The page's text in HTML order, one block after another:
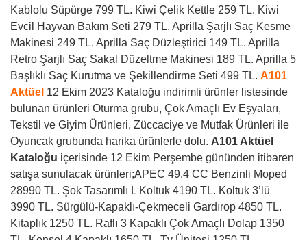
Kablolu Süpürge 799 TL. Kiwi Çelik Kettle 259 TL. Kiwi
Evcil Hayvan Bakım Seti 279 TL. Aprilla Şarjlı Saç Kesme
Makinesi 249 TL. Aprilla Saç Düzleştirici 149 TL. Aprilla
Retro Şarjlı Saç Sakal Düzeltme Makinesi 189 TL. Aprilla 5
Başlıklı Saç Kurutma ve Şekillendirme Seti 499 TL. A101
Aktüel 12 Ekim 2023 Kataloğu indirimli ürünler listesinde
bulunan ürünleri Oturma grubu, Çok Amaçlı Ev Eşyaları,
Tekstil ve Giyim Ürünleri, Züccaciye ve Mutfak Ürünleri ile
Oyuncak grubunda harika ürünlerle dolu. A101 Aktüel
Kataloğu içerisinde 12 Ekim Perşembe gününden itibaren
satışa sunulacak ürünleri;APEC 49.4 CC Benzinli Moped
28990 TL. Şok Tasarımlı L Koltuk 4190 TL. Koltuk 3’lü
3990 TL. Sürgülü-Kapaklı-Çekmeceli Gardırop 4850 TL.
Kitaplık 1250 TL. Raflı 3 Kapaklı Çok Amaçlı Dolap 1350